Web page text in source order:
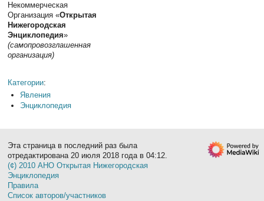
Некоммерческая
Организация «Открытая
Нижегородская
Энциклопедия»
(самопровозглашенная
организация)
Категории:
Явления
Энциклопедия
Эта страница в последний раз была
отредактирована 20 июля 2018 года в 04:12.
(¢) 2010 АНО Открытая Нижегородская
Энциклопедия
Правила
Список авторов/участников